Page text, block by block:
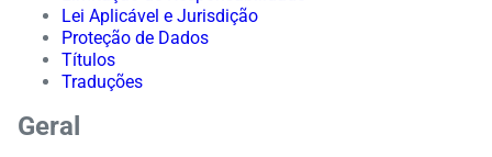
Lei Aplicável e Jurisdição
Proteção de Dados
Títulos
Traduções
Geral